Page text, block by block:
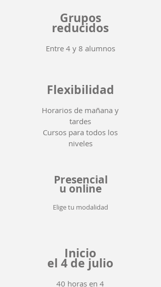
Grupos
reducidos
Entre 4 y 8 alumnos
Flexibilidad
Horarios de mañana y
tardes
Cursos para todos los
niveles
Presencial
u online
Elige tu modalidad
Inicio
el 4 de julio
40 horas en 4